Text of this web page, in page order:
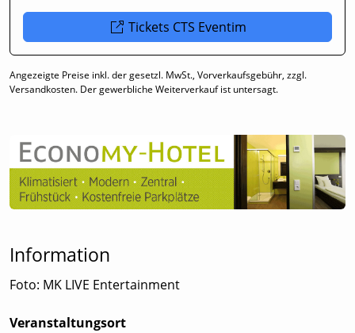
Tickets CTS Eventim
Angezeigte Preise inkl. der gesetzl. MwSt., Vorverkaufsgebühr, zzgl.
Versandkosten. Der gewerbliche Weiterverkauf ist untersagt.
Information
Foto: MK LIVE Entertainment
Veranstaltungsort